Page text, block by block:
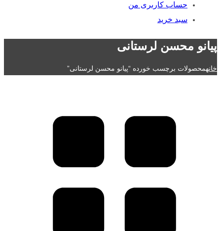
حساب کاربری من
سبد خرید
پیانو محسن لرستانی
خانهمحصولات برچسب خورده “پیانو محسن لرستانی”